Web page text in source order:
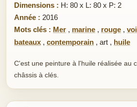
Dimensions : H: 80 x L: 80 x P: 2
Année : 2016
Mots clés : Mer , marine , rouge ,
bateaux , contemporain , art , huile
C'est une peinture à l'huile réalisée au
châssis à clés.